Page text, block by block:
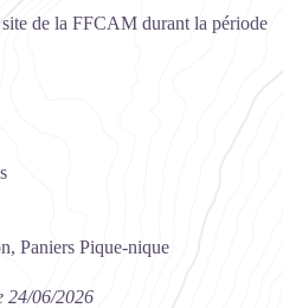
de la FFCAM durant la période
Paniers Pique-nique
24/06/2026